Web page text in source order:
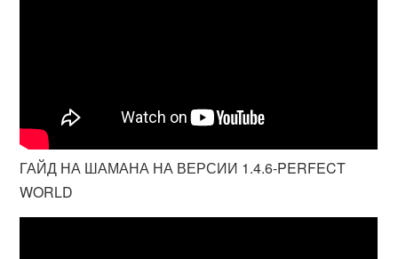
ГАЙД НА ШАМАНА НА ВЕРСИИ 1.4.6-PERFECT
WORLD